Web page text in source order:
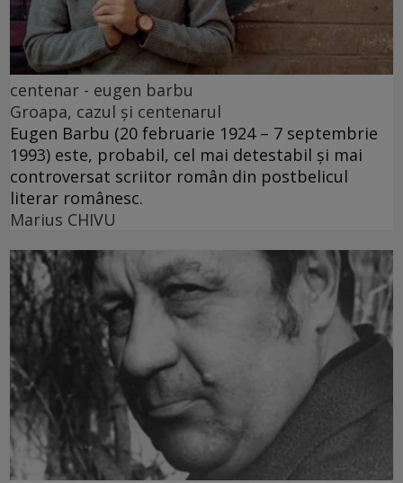
centenar - eugen barbu
Groapa, cazul și centenarul
Eugen Barbu (20 februarie 1924 – 7 septembrie
1993) este, probabil, cel mai detestabil și mai
controversat scriitor român din postbelicul
literar românesc.
Marius CHIVU